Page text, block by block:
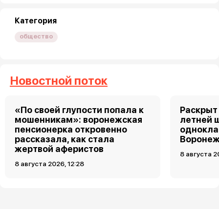
Категория
общество
Новостной поток
«По своей глупости попала к
мошенникам»: воронежская
пенсионерка откровенно
рассказала, как стала
жертвой аферистов
8 августа 2026, 12:28
летней
8 августа